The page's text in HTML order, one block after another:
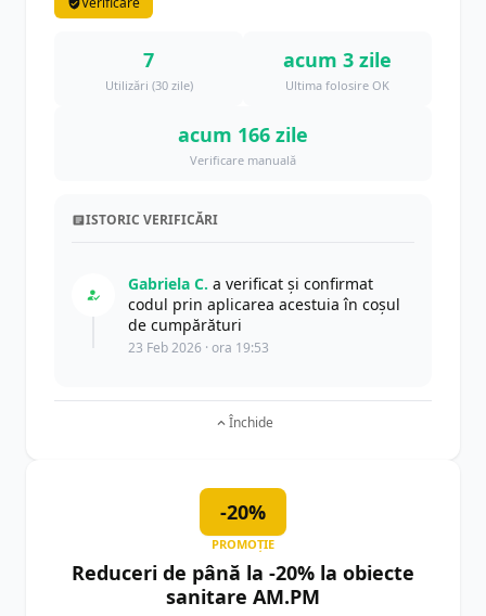
7
Utilizări (30 zile)
acum 3 zile
Ultima folosire OK
acum 166 zile
Verificare manuală
ISTORIC VERIFICĂRI
Gabriela C. a verificat și confirmat
codul prin aplicarea acestuia în coșul
de cumpărături
23 Feb 2026 · ora 19:53
Închide
-20%
PROMOȚIE
Reduceri de până la -20% la obiecte
sanitare AM.PM